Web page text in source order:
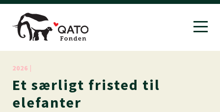
2026 |
Et særligt fristed til
elefanter